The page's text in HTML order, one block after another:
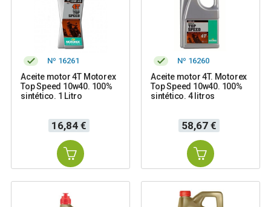
Nº 16261
Aceite motor 4T Motorex
Top Speed 10w40. 100%
sintético. 1 Litro
Precio
16,84 €
Nº 16260
Aceite motor 4T. Motorex
Top Speed 10w40. 100%
sintético. 4 litros
Precio
58,67 €